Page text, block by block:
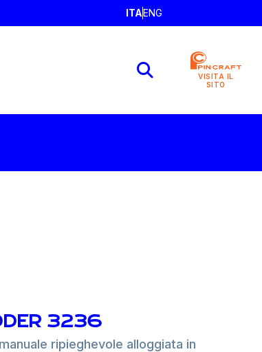
ITAENG
VISITA IL
SITO
3236
ripieghevole alloggiata in